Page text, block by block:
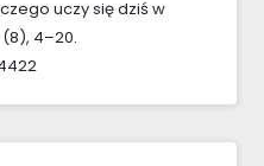
uczy się dziś w
(8), 4–20.